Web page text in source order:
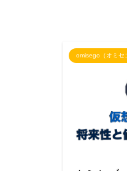
omisego（オミセ